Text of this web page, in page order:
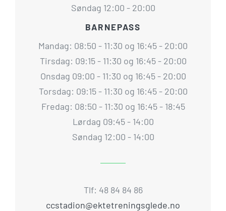
Søndag 12:00 - 20:00
BARNEPASS
Mandag: 08:50 - 11:30 og 16:45 - 20:00
Tirsdag: 09:15 - 11:30 og 16:45 - 20:00
Onsdag 09:00 - 11:30 og 16:45 - 20:00
Torsdag: 09:15 - 11:30 og 16:45 - 20:00
Fredag: 08:50 - 11:30 og 16:45 - 18:45
Lørdag 09:45 - 14:00
Søndag 12:00 - 14:00
Tlf: 48 84 84 86
ccstadion@ektetreningsglede.no